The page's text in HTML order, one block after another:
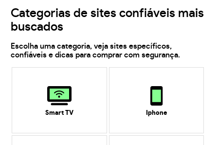
Categorias de sites confiáveis mais
buscados
Escolha uma categoria, veja sites específicos,
confiáveis e dicas para comprar com segurança.
Smart TV Iphone